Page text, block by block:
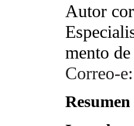
Autor
mento
Correo-e:
Resumen